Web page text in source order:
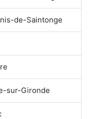
de-Saintonge
sur-Gironde